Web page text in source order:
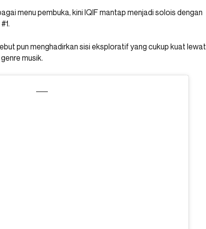
menu pembuka, kini IQIF mantap menjadi solois dengan
pun menghadirkan sisi eksploratif yang cukup kuat lewat
musik.